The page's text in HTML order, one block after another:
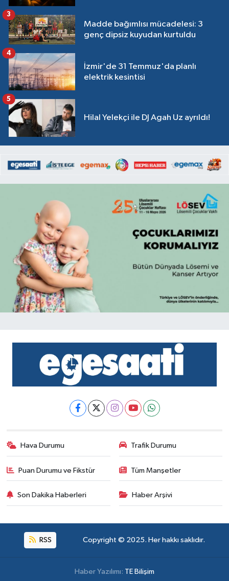
Madde bağımlısı mücadelesi: 3
genç dipsiz kuyudan kurtuldu
3
İzmir'de 31 Temmuz'da planlı
elektrik kesintisi
4
Hilal Yelekçi ile DJ Agah Uz ayrıldı!
5
Hava Durumu Trafik Durumu
Puan Durumu ve Fikstür Tüm Manşetler
Son Dakika Haberleri Haber Arşivi
RSS Copyright © 2025. Her hakkı saklıdır.
Haber Yazılımı: TE Bilişim